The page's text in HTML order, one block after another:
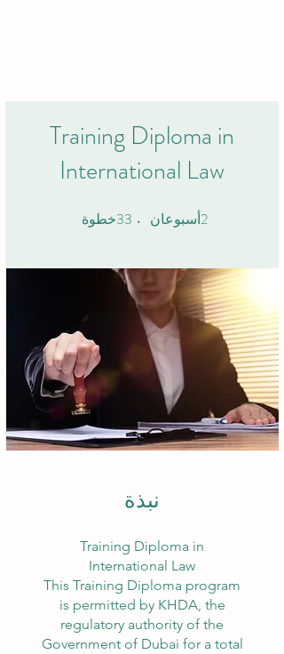
Training Diploma in
International Law
2أسبوعان 33خطوة
نبذة
Training Diploma in
International Law
This Training Diploma program
is permitted by KHDA, the
regulatory authority of the
Government of Dubai for a total